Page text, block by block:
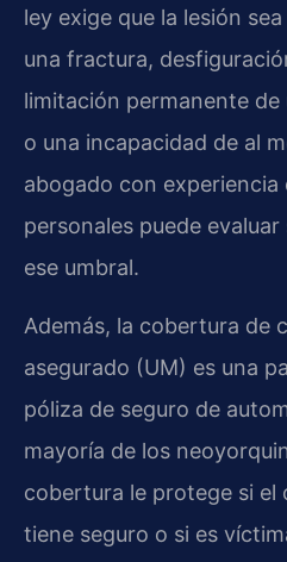
ley exige que la lesión
una fractura,
limitación permanente
o una incapacidad de al
abogado con experiencia
personales puede
ese umbral.
Además, la cobertura de
asegurado (UM) es una
póliza de seguro de
mayoría de los
cobertura le protege si el
tiene seguro o si es